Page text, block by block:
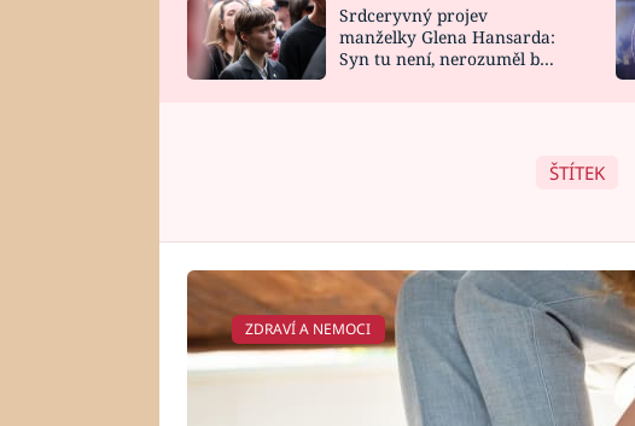
HOROSKOP NA
CELEBRITY
VAŘENÍ
Srdceryvný projev
manželky Glena Hansarda:
Syn tu není, nerozuměl by
ŠTÍTEK
ZDRAVÍ A NEMOCI